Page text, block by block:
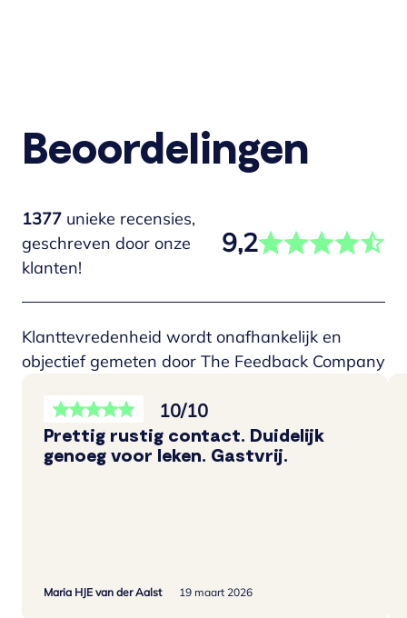
Beoordelingen
1377 unieke recensies,
geschreven door onze
klanten!
9,2
Klanttevredenheid wordt onafhankelijk en
objectief gemeten door The Feedback Company
10/10
Prettig rustig contact. Duidelijk
genoeg voor leken. Gastvrij.
Maria HJE van der Aalst 19 maart 2026